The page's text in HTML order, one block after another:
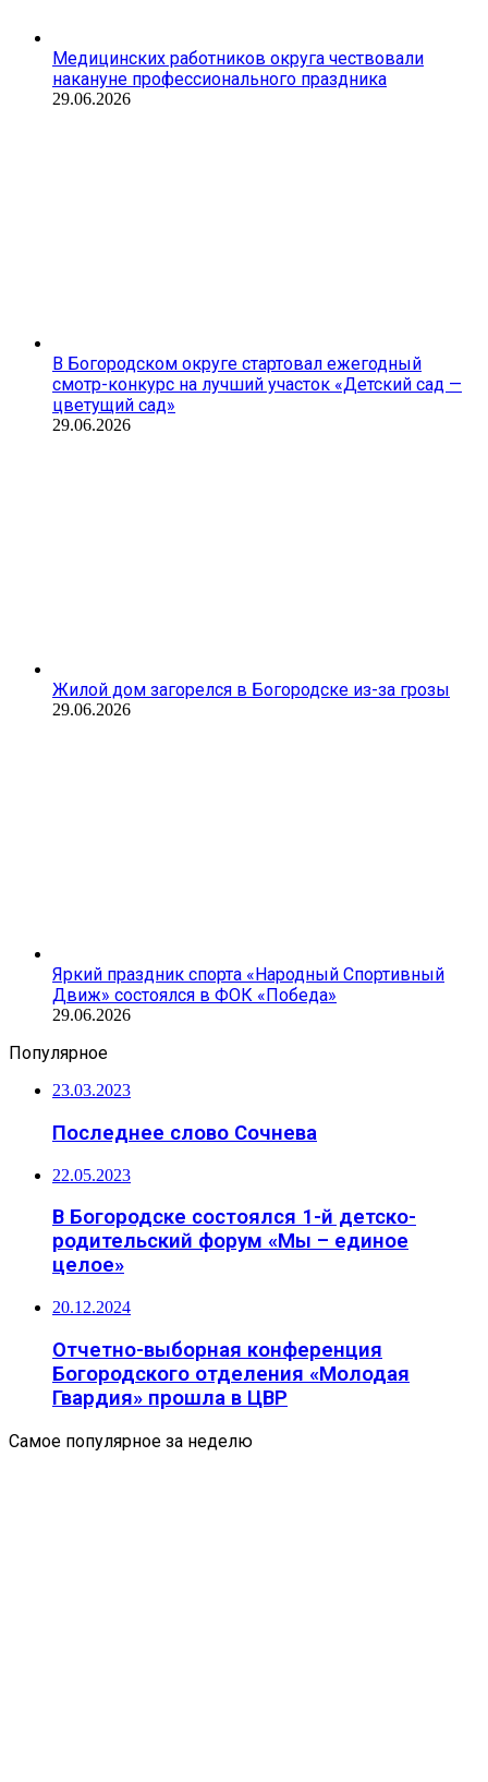
Медицинских работников округа чествовали
накануне профессионального праздника
29.06.2026
В Богородском округе стартовал ежегодный
смотр-конкурс на лучший участок «Детский сад —
цветущий сад»
29.06.2026
Жилой дом загорелся в Богородске из-за грозы
29.06.2026
Яркий праздник спорта «Народный Спортивный
Движ» состоялся в ФОК «Победа»
29.06.2026
Популярное
23.03.2023
Последнее слово Сочнева
22.05.2023
В Богородске состоялся 1-й детско-
родительский форум «Мы – единое
целое»
20.12.2024
Отчетно-выборная конференция
Богородского отделения «Молодая
Гвардия» прошла в ЦВР
Самое популярное за неделю